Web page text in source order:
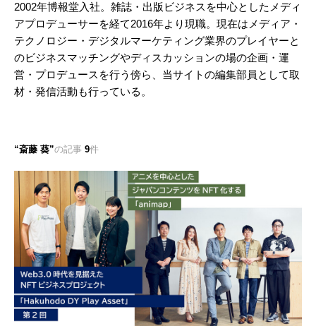
2002年博報堂入社。雑誌・出版ビジネスを中心としたメディ
アプロデューサーを経て2016年より現職。現在はメディア・
テクノロジー・デジタルマーケティング業界のプレイヤーと
のビジネスマッチングやディスカッションの場の企画・運
営・プロデュースを行う傍ら、当サイトの編集部員として取
材・発信活動も行っている。
斎藤 葵 の記事 9件